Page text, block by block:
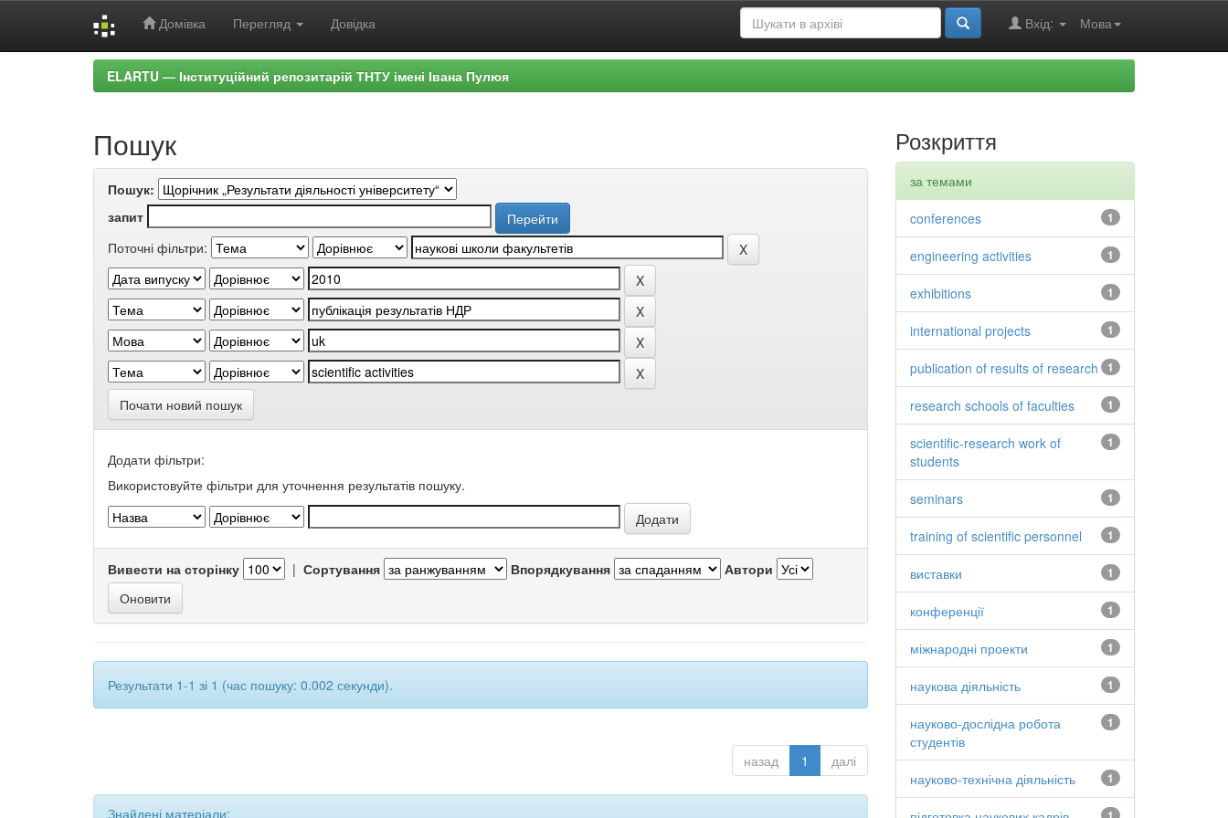
Домівка Перегляд Довідка Мова
Вхід:
ELARTU — Інституційний репозитарій ТНТУ імені Івана Пулюя
Пошук
Пошук:
запит
Поточні фільтри:
Почати новий пошук
Додати фільтри:
Використовуйте фільтри для уточнення результатів пошуку.
Вивести на сторінку | Сортування Впорядкування Автори
Результати 1-1 зі 1 (час пошуку: 0.002 секунди).
назад 1 далі
Знайдені матеріали:
Розкриття
за темами
1
conferences
1
engineering activities
1
exhibitions
1
international projects
1
publication of results of research
1
research schools of faculties
1
scientific-research work of
students
1
seminars
1
training of scientific personnel
1
виставки
1
конференції
1
міжнародні проекти
1
наукова діяльність
1
науково-дослідна робота
студентів
1
науково-технічна діяльність